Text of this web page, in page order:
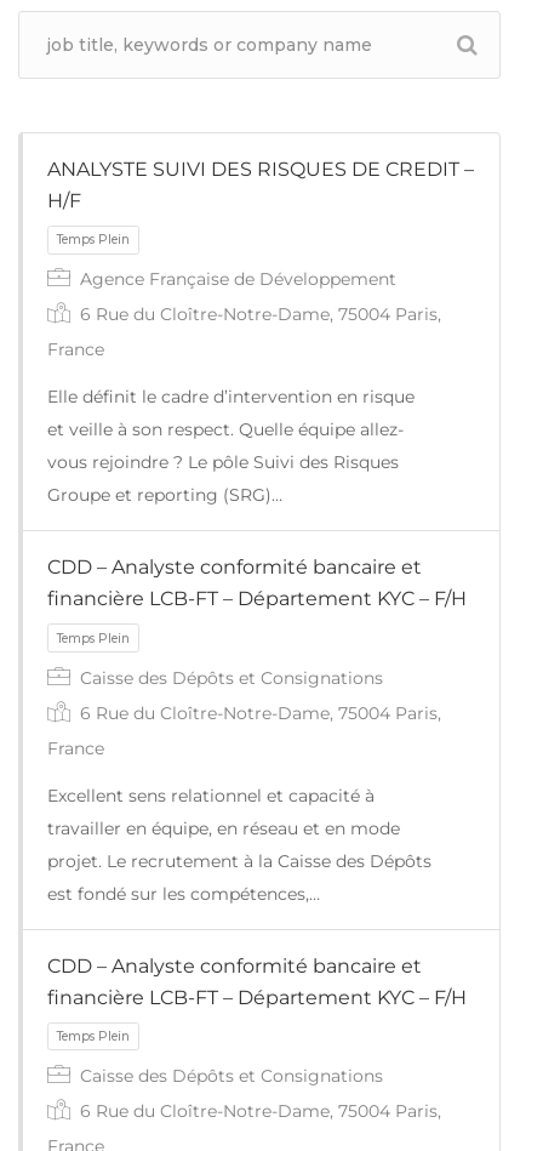
ANALYSTE SUIVI DES RISQUES DE CREDIT –
H/F
Temps Plein
Agence Française de Développement
6 Rue du Cloître-Notre-Dame, 75004 Paris,
France
Elle définit le cadre d’intervention en risque
et veille à son respect. Quelle équipe allez-
vous rejoindre ? Le pôle Suivi des Risques
Groupe et reporting (SRG)…
CDD – Analyste conformité bancaire et
financière LCB-FT – Département KYC – F/H
Temps Plein
Caisse des Dépôts et Consignations
6 Rue du Cloître-Notre-Dame, 75004 Paris,
France
Excellent sens relationnel et capacité à
travailler en équipe, en réseau et en mode
projet. Le recrutement à la Caisse des Dépôts
est fondé sur les compétences,…
CDD – Analyste conformité bancaire et
financière LCB-FT – Département KYC – F/H
Caisse des Dépôts et Consignations
6 Rue du Cloître-Notre-Dame, 75004 Paris,
France